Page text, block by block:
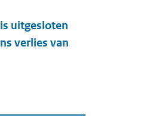
uitgesloten
verlies van